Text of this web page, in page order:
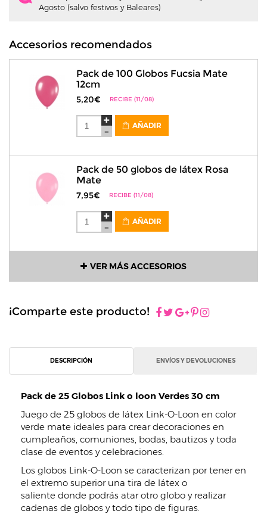
Agosto (salvo festivos y Baleares)
Accesorios recomendados
Pack de 100 Globos Fucsia Mate
12cm
5,20€ RECIBE (11/08)
AÑADIR
Pack de 50 globos de látex Rosa
Mate
7,95€ RECIBE (11/08)
AÑADIR
VER MÁS ACCESORIOS
¡Comparte este producto!
DESCRIPCIÓN ENVÍOS Y DEVOLUCIONES
Pack de 25 Globos Link o loon Verdes 30 cm
Juego de 25 globos de látex Link-O-Loon en color
verde mate ideales para crear decoraciones en
cumpleaños, comuniones, bodas, bautizos y toda
clase de eventos y celebraciones.
Los globos Link-O-Loon se caracterizan por tener en
el extremo superior una tira de látex o
saliente donde podrás atar otro globo y realizar
cadenas de globos y todo tipo de figuras.